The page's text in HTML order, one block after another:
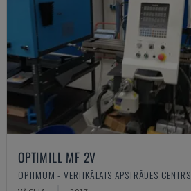
OPTIMILL MF 2V
OPTIMUM - VERTIKĀLAIS APSTRĀDES CENTRS